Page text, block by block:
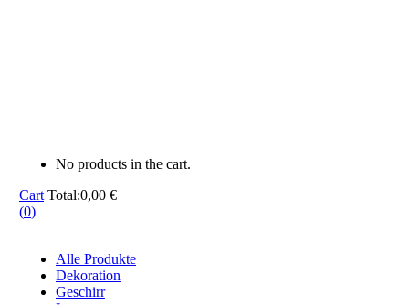
No products in the cart.
Cart Total:0,00 €
(0)
Alle Produkte
Dekoration
Geschirr